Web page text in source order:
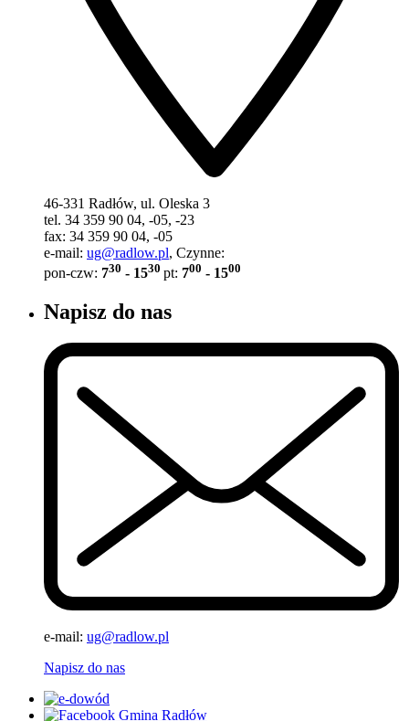
46-331 Radłów, ul. Oleska 3
tel. 34 359 90 04, -05, -23
fax: 34 359 90 04, -05
e-mail: ug@radlow.pl, Czynne:
pon-czw: 730 - 1530 pt: 700 - 1500
Napisz do nas
e-mail: ug@radlow.pl
Napisz do nas